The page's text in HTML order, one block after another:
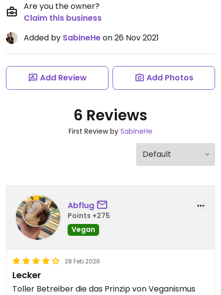
Are you the owner?
Claim this business
Added by SabineHeon 26 Nov 2021
Add Review Add Photos
6 Reviews
First Review by SabineHe
Abflug
Points +275
Vegan
28 Feb 2026
Lecker
Toller Betreiber die das Prinzip von Veganismus